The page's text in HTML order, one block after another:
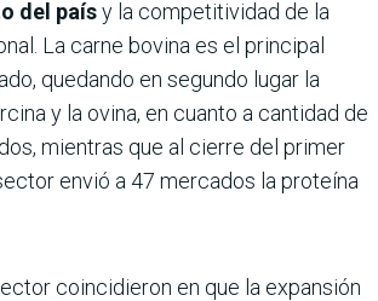
del paísy la competitividad de la
La carne bovina es el principal
quedando en segundo lugar la
y la ovina, en cuanto a cantidad de
mientras que al cierre del primer
envió a 47 mercados la proteína
coincidieron en que la expansión